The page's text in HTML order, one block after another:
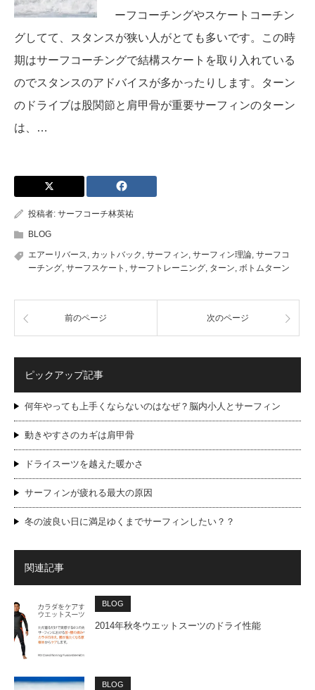
ーフコーチングやスケートコーチン
グしてて、スタンスが狭い人がとても多いです。この時
期はサーフコーチングで結構スケートを取り入れている
のでスタンスのアドバイスが多かったりします。ターン
のドライブは股関節と肩甲骨が重要サーフィンのターン
は、…
投稿者: サーフコーチ林英祐
BLOG
エアーリバース, カットバック , サーフィン, サーフィン理論, サーフコ
ーチング, サーフスケート , サーフトレーニング, ターン, ボトムターン
前のページ 次のページ
ピックアップ記事
何年やっても上手くならないのはなぜ？脳内小人とサーフィン
動きやすさのカギは肩甲骨
ドライスーツを越えた暖かさ
サーフィンが疲れる最大の原因
冬の波良い日に満足ゆくまでサーフィンしたい？？
関連記事
BLOG
2014年秋冬ウエットスーツのドライ性能
BLOG